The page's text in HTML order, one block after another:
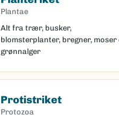
Plantae
Alt fra trær, busker,
blomsterplanter, bregner, moser
grønnalger
Protistriket
Protozoa